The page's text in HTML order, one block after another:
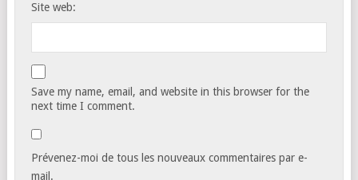
Site web:
Save my name, email, and website in this browser for the
next time I comment.
Prévenez-moi de tous les nouveaux commentaires par e-
mail.